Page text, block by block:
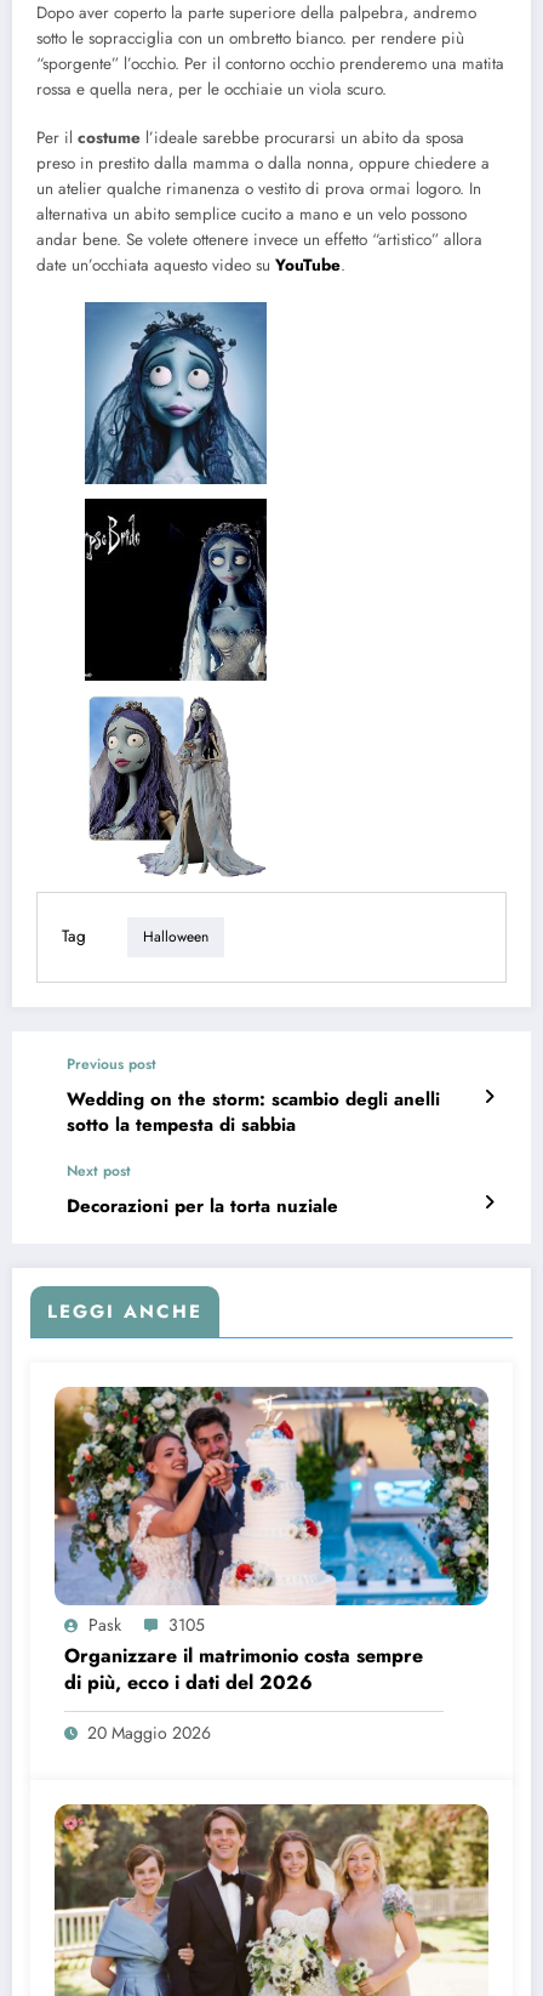
Dopo aver coperto la parte superiore della palpebra, andremo
sotto le sopracciglia con un ombretto bianco. per rendere più
“sporgente” l’occhio. Per il contorno occhio prenderemo una matita
rossa e quella nera, per le occhiaie un viola scuro.
Per il costume l’ideale sarebbe procurarsi un abito da sposa
preso in prestito dalla mamma o dalla nonna, oppure chiedere a
un atelier qualche rimanenza o vestito di prova ormai logoro. In
alternativa un abito semplice cucito a mano e un velo possono
andar bene. Se volete ottenere invece un effetto “artistico” allora
date un’occhiata aquesto video su YouTube.
Tag Halloween
Previous post
Wedding on the storm: scambio degli anelli
sotto la tempesta di sabbia
Next post
Decorazioni per la torta nuziale
LEGGI ANCHE
Pask 3105
Organizzare il matrimonio costa sempre
di più, ecco i dati del 2026
20 Maggio 2026